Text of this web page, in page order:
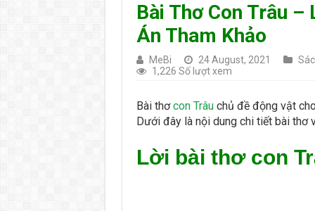
Bài Thơ Con Trâu –
Án Tham Khảo
MeBi 24 August, 2021
1,226 Số lượt xem
Bài thơcon Trâuchủ đề động vật
Dưới đây là nội dung chi tiết bài thơ
Lời bài thơ con